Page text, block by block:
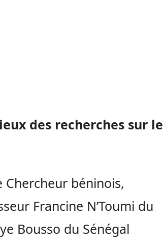
des recherches sur le
Chercheur béninois,
Francine N’Toumi du
Bousso du Sénégal